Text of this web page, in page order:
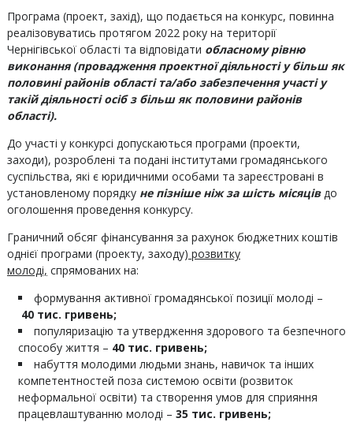
Програма (проект, захід), що подається на конкурс, повинна
реалізовуватись протягом 2022 року на території
Чернігівської області та відповідати обласному рівню
виконання (провадження проектної діяльності у більш як
половині районів області та/або забезпечення участі у
такій діяльності осіб з більш як половини районів
області).
До участі у конкурсі допускаються програми (проекти,
заходи), розроблені та подані інститутами громадянського
суспільства, які є юридичними особами та зареєстровані в
установленому порядку не пізніше ніж за шість місяцівдо
оголошення проведення конкурсу.
Граничний обсяг фінансування за рахунок бюджетних коштів
однієї програми (проекту, заходу) розвитку
молоді, спрямованих на:
формування активної громадянської позиції молоді –
40тис. гривень;
популяризацію та утвердження здорового та безпечного
способу життя – 40 тис. гривень;
набуття молодими людьми знань, навичок та інших
компетентностей поза системою освіти (розвиток
неформальної освіти) та створення умов для сприяння
працевлаштуванню молоді – 35 тис. гривень;